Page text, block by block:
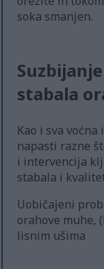
soka smanjen.
stabala
Kao i sva
napasti razne
i intervencija
stabala i
Uobičajeni
orahove muhe,
lisnim ušima